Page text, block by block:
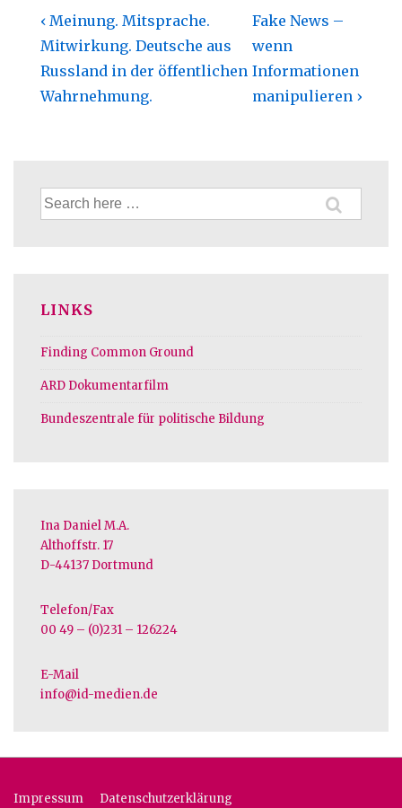
Beitragsnavigation
Previous
Post
is
‹ Meinung. Mitsprache.
Mitwirkung. Deutsche aus
Russland in der öffentlichen
Wahrnehmung.
Next
Post
is
Fake News –
wenn
Informationen
manipulieren ›
Suche
nach:
LINKS
Finding Common Ground
ARD Dokumentarfilm
Bundeszentrale für politische Bildung
Ina Daniel M.A.
Althoffstr. 17
D-44137 Dortmund
Telefon/Fax
00 49 – (0)231 – 126224
E-Mail
info@id-medien.de
Impressum Datenschutzerklärung